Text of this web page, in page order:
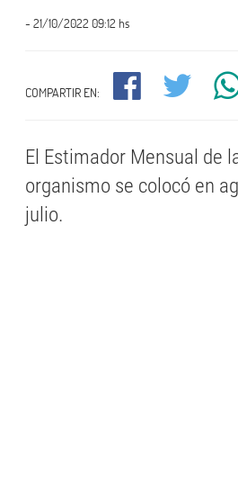
- 21/10/2022 09:12 hs
COMPARTIR EN:
El Estimador Mensual de
organismo se colocó en
julio.